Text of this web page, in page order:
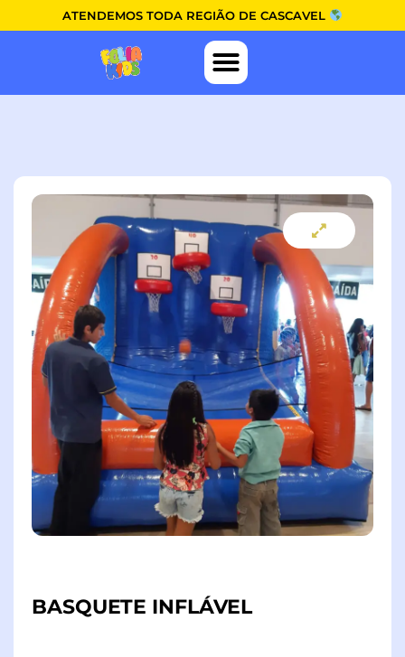
ATENDEMOS TODA REGIÃO DE CASCAVEL
BASQUETE INFLÁVEL